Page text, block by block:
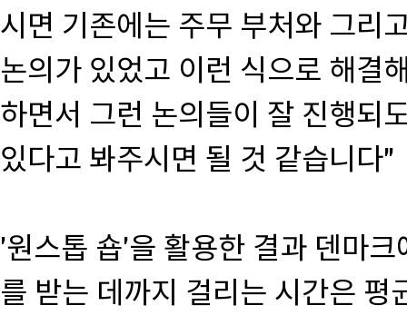
시면 기존에는 주무 부처와 그리
논의가 있었고 이런 식으로 해결
하면서 그런 논의들이 잘 진행되
있다고 봐주시면 될 것 같습니다"
'원스톱 숍'을 활용한 결과 덴마
를 받는 데까지 걸리는 시간은 평